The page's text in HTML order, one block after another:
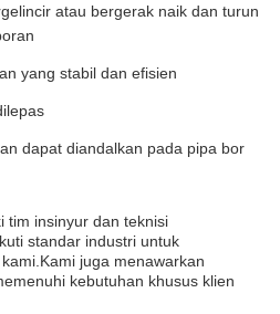
atau bergerak naik dan turun
yang stabil dan efisien
dapat diandalkan pada pipa bor
tim insinyur dan teknisi
standar industri untuk
juga menawarkan
kebutuhan khusus klien